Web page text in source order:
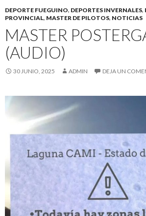
DEPORTE FUEGUINO, DEPORTES INVERNALES,
PROVINCIAL, MASTER DE PILOTOS, NOTICIAS
MASTER
(AUDIO)
30 JUNIO, 2025 ADMIN DEJA UN